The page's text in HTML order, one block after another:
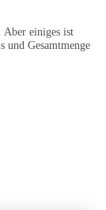
Aber einiges ist
und Gesamtmenge